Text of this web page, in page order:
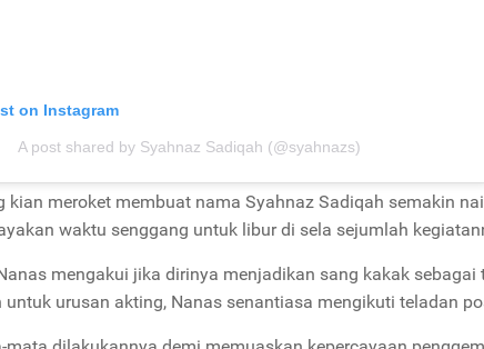
on Instagram
A post shared by Syahnaz Sadiqah (@syahnazs)
kian meroket membuat nama Syahnaz Sadiqah semakin
waktu senggang untuk libur di sela sejumlah
mengakui jika dirinya menjadikan sang kakak
untuk urusan akting, Nanas senantiasa mengikuti teladan